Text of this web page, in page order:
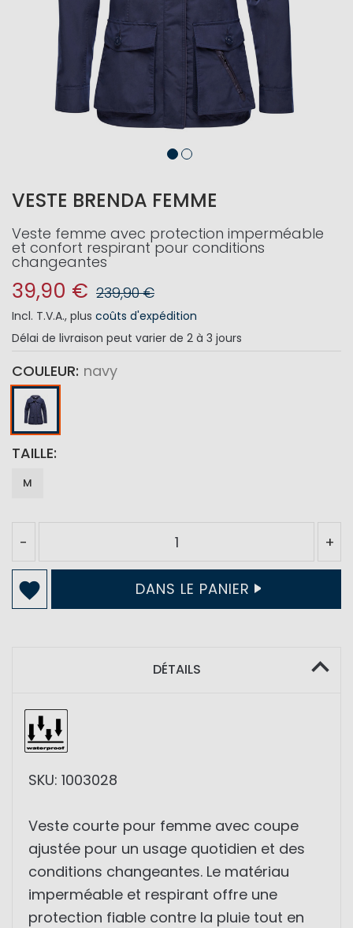
VESTE BRENDA FEMME
Veste femme avec protection imperméable
et confort respirant pour conditions
changeantes
39,90 € 239,90 €
Incl. T.V.A., plus coûts d'expédition
Délai de livraison peut varier de 2 à 3 jours
COULEUR navy
TAILLE
M
- +
DANS LE PANIER
DÉTAILS
SKU: 1003028
Veste courte pour femme avec coupe
ajustée pour un usage quotidien et des
conditions changeantes. Le matériau
imperméable et respirant offre une
protection fiable contre la pluie tout en